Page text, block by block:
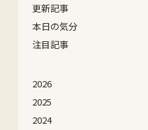
更新記事
本日の気分
注目記事
2026
2025
2024